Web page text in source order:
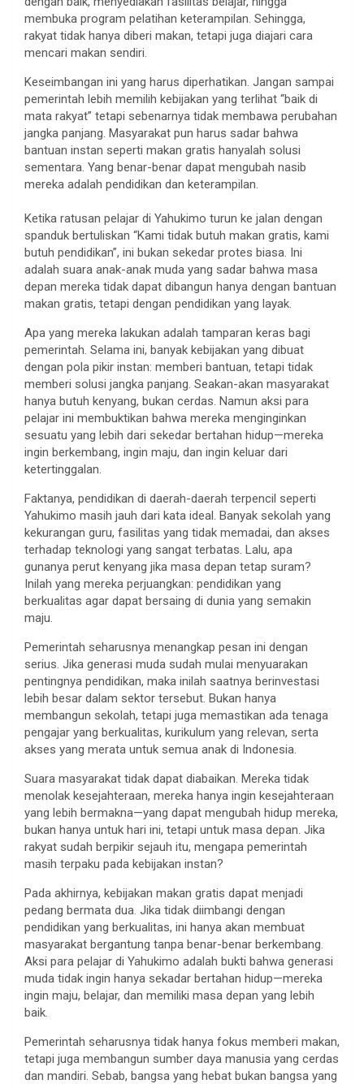
membuka program pelatihan keterampilan. Sehingga,
rakyat tidak hanya diberi makan, tetapi juga diajari cara
mencari makan sendiri.
Keseimbangan ini yang harus diperhatikan. Jangan sampai
pemerintah lebih memilih kebijakan yang terlihat “baik di
mata rakyat” tetapi sebenarnya tidak membawa perubahan
jangka panjang. Masyarakat pun harus sadar bahwa
bantuan instan seperti makan gratis hanyalah solusi
sementara. Yang benar-benar dapat mengubah nasib
mereka adalah pendidikan dan keterampilan.
Ketika ratusan pelajar di Yahukimo turun ke jalan dengan
spanduk bertuliskan “Kami tidak butuh makan gratis, kami
butuh pendidikan”, ini bukan sekedar protes biasa. Ini
adalah suara anak-anak muda yang sadar bahwa masa
depan mereka tidak dapat dibangun hanya dengan bantuan
makan gratis, tetapi dengan pendidikan yang layak.
Apa yang mereka lakukan adalah tamparan keras bagi
pemerintah. Selama ini, banyak kebijakan yang dibuat
dengan pola pikir instan: memberi bantuan, tetapi tidak
memberi solusi jangka panjang. Seakan-akan masyarakat
hanya butuh kenyang, bukan cerdas. Namun aksi para
pelajar ini membuktikan bahwa mereka menginginkan
sesuatu yang lebih dari sekedar bertahan hidup—mereka
ingin berkembang, ingin maju, dan ingin keluar dari
ketertinggalan.
Faktanya, pendidikan di daerah-daerah terpencil seperti
Yahukimo masih jauh dari kata ideal. Banyak sekolah yang
kekurangan guru, fasilitas yang tidak memadai, dan akses
terhadap teknologi yang sangat terbatas. Lalu, apa
gunanya perut kenyang jika masa depan tetap suram?
Inilah yang mereka perjuangkan: pendidikan yang
berkualitas agar dapat bersaing di dunia yang semakin
maju.
Pemerintah seharusnya menangkap pesan ini dengan
serius. Jika generasi muda sudah mulai menyuarakan
pentingnya pendidikan, maka inilah saatnya berinvestasi
lebih besar dalam sektor tersebut. Bukan hanya
membangun sekolah, tetapi juga memastikan ada tenaga
pengajar yang berkualitas, kurikulum yang relevan, serta
akses yang merata untuk semua anak di Indonesia.
Suara masyarakat tidak dapat diabaikan. Mereka tidak
menolak kesejahteraan, mereka hanya ingin kesejahteraan
yang lebih bermakna—yang dapat mengubah hidup mereka,
bukan hanya untuk hari ini, tetapi untuk masa depan. Jika
rakyat sudah berpikir sejauh itu, mengapa pemerintah
masih terpaku pada kebijakan instan?
Pada akhirnya, kebijakan makan gratis dapat menjadi
pedang bermata dua. Jika tidak diimbangi dengan
pendidikan yang berkualitas, ini hanya akan membuat
masyarakat bergantung tanpa benar-benar berkembang.
Aksi para pelajar di Yahukimo adalah bukti bahwa generasi
muda tidak ingin hanya sekadar bertahan hidup—mereka
ingin maju, belajar, dan memiliki masa depan yang lebih
baik.
Pemerintah seharusnya tidak hanya fokus memberi makan,
tetapi juga membangun sumber daya manusia yang cerdas
dan mandiri. Sebab, bangsa yang hebat bukan bangsa yang